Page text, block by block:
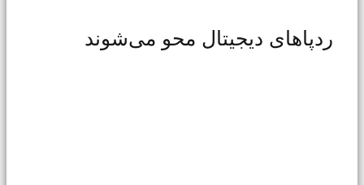
ردپاهای دیجیتال محو می‌شوند